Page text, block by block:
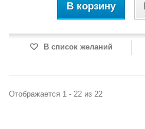
В корзину
В список желаний
Отображается 1 - 22 из 22